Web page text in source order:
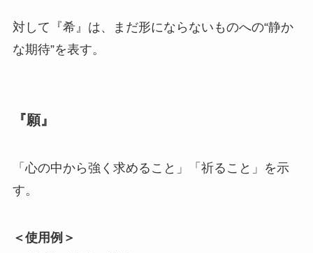
対して『希』は、まだ形にならないものへの“静か
な期待”を表す。
『願』
「心の中から強く求めること」「祈ること」を示
す。
＜使用例＞